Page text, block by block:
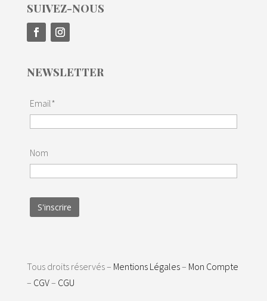
SUIVEZ-NOUS
NEWSLETTER
Email*
Nom
Tous droits réservés – Mentions Légales– Mon Compte
– CGV– CGU